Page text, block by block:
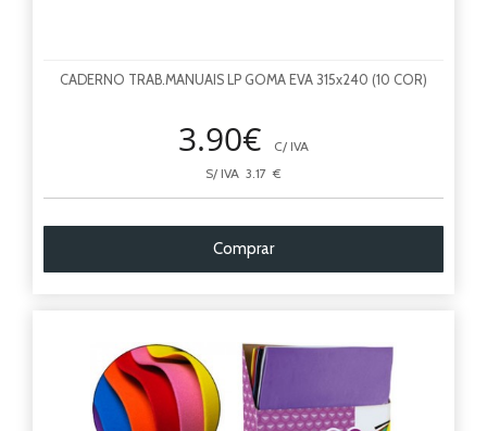
CADERNO TRAB.MANUAIS LP GOMA EVA 315x240 (10 COR)
3.90€
C/ IVA
S/ IVA 3.17 €
Comprar